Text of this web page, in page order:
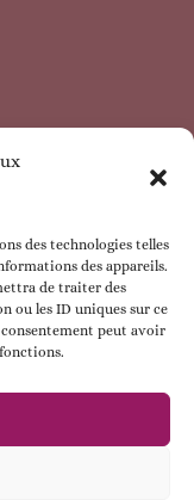
des technologies telles
des appareils.
de traiter des
ou les ID uniques sur ce
peut avoir